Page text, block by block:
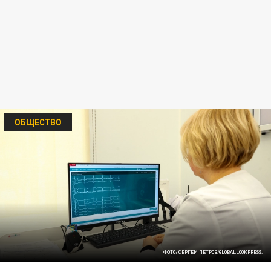
ФОТО: СЕРГЕЙ ПЕТРОВ/GLOBALLOOKPRESS.
ОБЩЕСТВО